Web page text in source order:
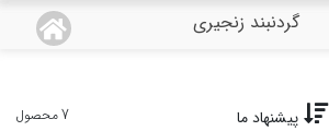
گردنبند زنجیری
منو
پیشنهاد ما 7 محصول